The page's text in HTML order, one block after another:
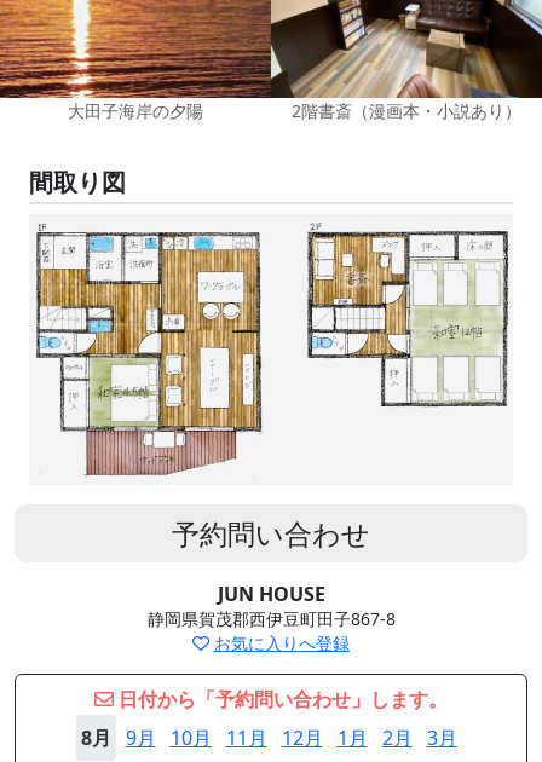
大田子海岸の夕陽 2階書斎（漫画本・小説あり）
間取り図
予約問い合わせ
JUN HOUSE
静岡県賀茂郡西伊豆町田子867-8
お気に入りへ登録
日付から「予約問い合わせ」します。
8月
9月 10月 11月 12月 1月 2月 3月